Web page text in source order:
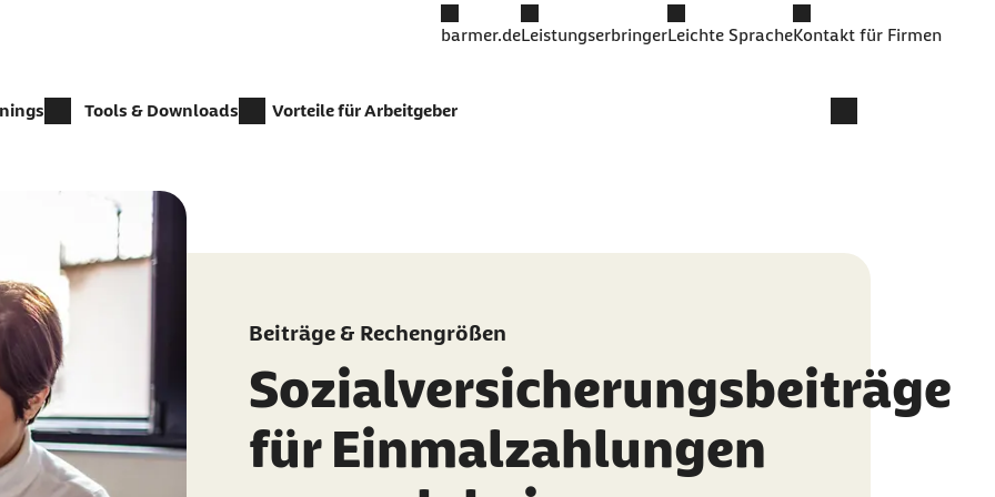
barmer.deLeistungserbringerLeichte SpracheKontakt für Firmen
Tools & Downloads Vorteile für Arbeitgeber
Beiträge & Rechengrößen
Sozialversicherungsbeiträge
für Einmalzahlungen